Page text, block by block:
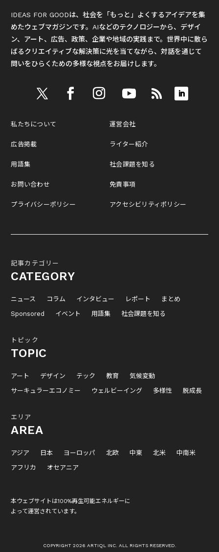
IDEAS FOR GOODは、社会を「もっと」よくするアイデアを集
めたウェブマガジンです。AIなどのテクノロジーから、デザイ
ン、アート、広告、政策、企業や地域の実践まで。世界中に散ら
ばるクリエイティブな解決策に光を当てながら、対話を通じて
問いをひらくための多様な視点をお届けします。
私たちについて
広告掲載
用語集
お問い合わせ
プライバシーポリシー
運営会社
ライター紹介
社会課題を知る
免責事項
アクセシビリティポリシー
記事カテゴリー
CATEGORY
ニュース コラム インタビュー レポート
まとめ
Sponsored
イベント 用語集 社会課題を知る
トピック
TOPIC
アート デザイン テック 教育
気候変動
サーキュラーエコノミー
ウェルビーイング 多様性 脱成長
エリア
AREA
アジア 日本 ヨーロッパ 北欧 中東 北米
中南米
アフリカ
オセアニア
本ウェブサイトは100%再生可能エネルギーに
よって運営されています。
COPYRIGHT 2026 ARTIQL INC. ALL RIGHTS RESERVED.